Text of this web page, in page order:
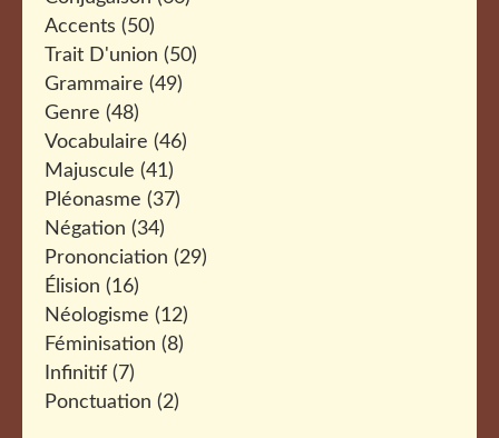
Accents (50)
Trait D'union (50)
Grammaire (49)
Genre (48)
Vocabulaire (46)
Majuscule (41)
Pléonasme (37)
Négation (34)
Prononciation (29)
Élision (16)
Néologisme (12)
Féminisation (8)
Infinitif (7)
Ponctuation (2)